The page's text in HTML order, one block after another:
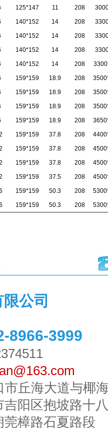
125*147 11 208
140*152 14 208
140*152 14 208
140*152 14 208
140*152 14 208
159*159 18.9 208
159*159 18.9 208
159*159 18.9 208
159*159 18.9 208
159*159 37.8 208
159*159 37.8 208
159*159 37.8 208
159*159 37.5 208
159*159 50.3 208
159*159 50.3 208
公司
8966-3999
丘海大道与椰
吉阳区抱坡路十
樟路石夏路段